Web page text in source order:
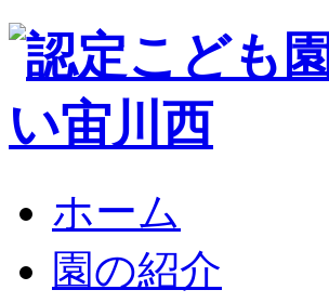
ホーム
園の紹介